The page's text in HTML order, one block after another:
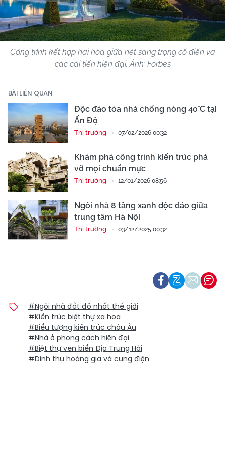
Công trình kết hợp hài hòa giữa nét sang trọng cổ điển và
các cải tiến hiện đại. Ảnh: Forbes
BÀI LIÊN QUAN
Độc đáo tòa nhà chống nóng 40°C tại
Ấn Độ
Thị trường 07/02/2026 00:32
Khám phá công trình kiến trúc phá
vỡ mọi chuẩn mực
Thị trường 12/01/2026 08:56
Ngôi nhà 8 tầng xanh độc đáo giữa
trung tâm Hà Nội
Thị trường 03/12/2025 00:32
#Ngôi nhà đắt đỏ nhất thế giới
#Kiến trúc biệt thự xa hoa
#Biểu tượng kiến trúc châu Âu
#Nhà ở phong cách hiện đại
#Biệt thự ven biển Địa Trung Hải
#Dinh thự hoàng gia và cung điện